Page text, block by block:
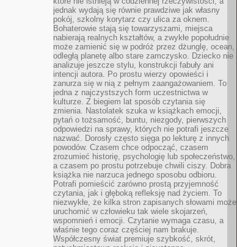
jednak wydają się równie prawdziwe jak własny
pokój, szkolny korytarz czy ulica za oknem.
Bohaterowie stają się towarzyszami, miejsca
nabierają realnych kształtów, a zwykłe popołudnie
może zamienić się w podróż przez dżunglę, ocean,
odległą planetę albo stare zamczysko. Dziecko nie
analizuje jeszcze stylu, konstrukcji fabuły ani
intencji autora. Po prostu wierzy opowieści i
zanurza się w nią z pełnym zaangażowaniem. To
jedna z najczystszych form uczestnictwa w
kulturze. Z biegiem lat sposób czytania się
zmienia. Nastolatek szuka w książkach emocji,
pytań o tożsamość, buntu, niezgody, pierwszych
odpowiedzi na sprawy, których nie potrafi jeszcze
nazwać. Dorosły często sięga po lekturę z innych
powodów. Czasem chce odpocząć, czasem
zrozumieć historię, psychologię lub społeczeństwo,
a czasem po prostu potrzebuje chwili ciszy. Dobra
książka nie narzuca jednego sposobu odbioru.
Potrafi pomieścić zarówno prostą przyjemność
czytania, jak i głęboką refleksję nad życiem. To
niezwykłe, że kilka stron zapisanych słowami może
uruchomić w człowieku tak wiele skojarzeń,
wspomnień i emocji. Czytanie wymaga czasu, a
właśnie tego coraz częściej nam brakuje.
Współczesny świat premiuje szybkość, skrót,